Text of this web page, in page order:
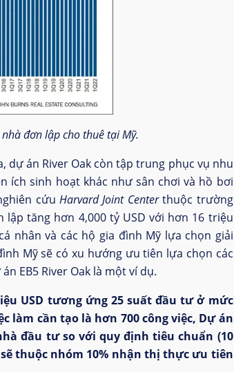
đơn lập cho thuê tại Mỹ.
dự án River Oak còn tập trung phục vụ nhu
ích sinh hoạt khác như sân chơi và hồ bơi
cứu Harvard Joint Centerthuộc trường
tăng hơn 4,000 tỷ USD với hơn 16 triệu
nhân và các hộ gia đình Mỹ lựa chọn giải
Mỹ sẽ có xu hướng ưu tiên lựa chọn các
EB5 River Oak là một ví dụ.
USD tương ứng 25 suất đầu tư ở mức
làm cần tạo là hơn 700 công việc, Dự án
đầu tư so với quy định tiêu chuẩn (10
thuộc nhóm 10% nhận thị thực ưu tiên